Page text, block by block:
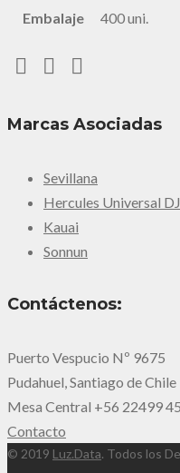
Embalaje 400 uni.
Marcas Asociadas
Sevillana
Hercules Universal DJ
Kauai
Sonnun
Contáctenos:
Puerto Vespucio Nº 9675
Pudahuel, Santiago de Chile
Mesa Central +56 22499
Contacto
© 2019 Luz.Data. Todos los